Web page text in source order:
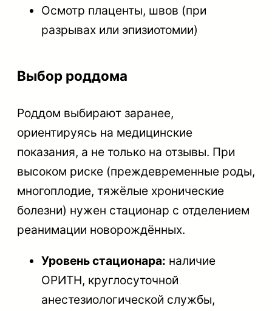
Осмотр плаценты, швов (при
разрывах или эпизиотомии)
Выбор роддома
Роддом выбирают заранее,
ориентируясь на медицинские
показания, а не только на отзывы. При
высоком риске (преждевременные роды,
многоплодие, тяжёлые хронические
болезни) нужен стационар с отделением
реанимации новорождённых.
Уровень стационара: наличие
ОРИТН, круглосуточной
анестезиологической службы,